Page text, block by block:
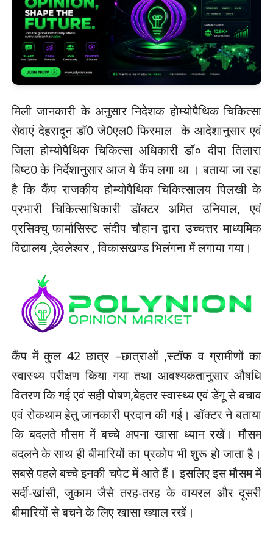
मिली जानकारी के अनुसार निदेशक होम्योपैथिक चिकित्सा
सेवाएं देहरादून डॉ0 जे0एल0 फिरमाल के आदेशानुसार एवं
जिला होम्योपैथिक चिकित्सा अधिकारी डॉ० दीपा तिलारा
बिष्ट0 के निर्देशानुसार आज ये कैंप लगा था । बताया जा रहा
है कि कैंप राजकीय होम्योपैथिक चिकित्सालय पिलखी के
प्रभारी चिकित्साधिकारी डॉक्टर अमित उनियाल, एवं
प्रसिक्चु फार्मासिस्ट संदीप चौहान द्वारा उच्चत्तर माध्यमिक
विद्यालय ,देवलेश्वर , विकासखण्ड भिलंगना में लगाया गया।
कैंप में कुल 42 छात्र –छात्राओं ,स्टॉफ व ग्रामीणों का
स्वास्थ्य परीक्षण किया गया तथा आवश्यकतानुसार औषधि
वितरण कि गई एवं सही पोषण,बेहतर स्वास्थ्य एवं डेंगू से बचाव
एवं रोकथाम हेतु जानकारी प्रदान की गई। डॉक्टर ने बताया
कि बदलते मौसम में बच्चे अपना खासा ध्यान रखें। मौसम
बदलने के साथ ही बीमारियों का प्रकोप भी शुरू हो जाता है।
सबसे पहले बच्चे इनकी चपेट में आते हैं। इसलिए इस मौसम में
सर्दी-खांसी, जुकाम जैसे तरह-तरह के वायरल और दूसरी
बीमारियों से बचने के लिए खासा ख्याल रखें।